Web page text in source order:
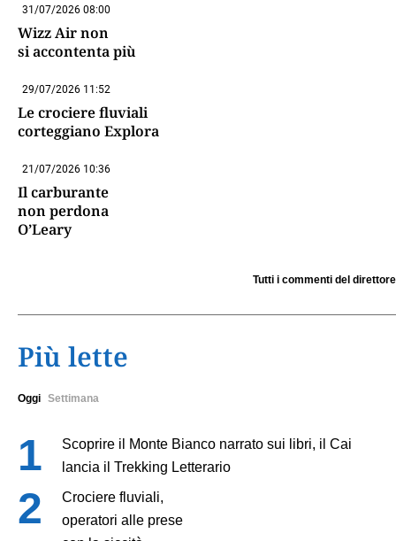
31/07/2026 08:00
Wizz Air non
si accontenta più
29/07/2026 11:52
Le crociere fluviali
corteggiano Explora
21/07/2026 10:36
Il carburante
non perdona
O’Leary
Tutti i commenti del direttore
Più lette
Oggi Settimana
Scoprire il Monte Bianco narrato sui libri, il Cai
lancia il Trekking Letterario
Crociere fluviali,
operatori alle prese